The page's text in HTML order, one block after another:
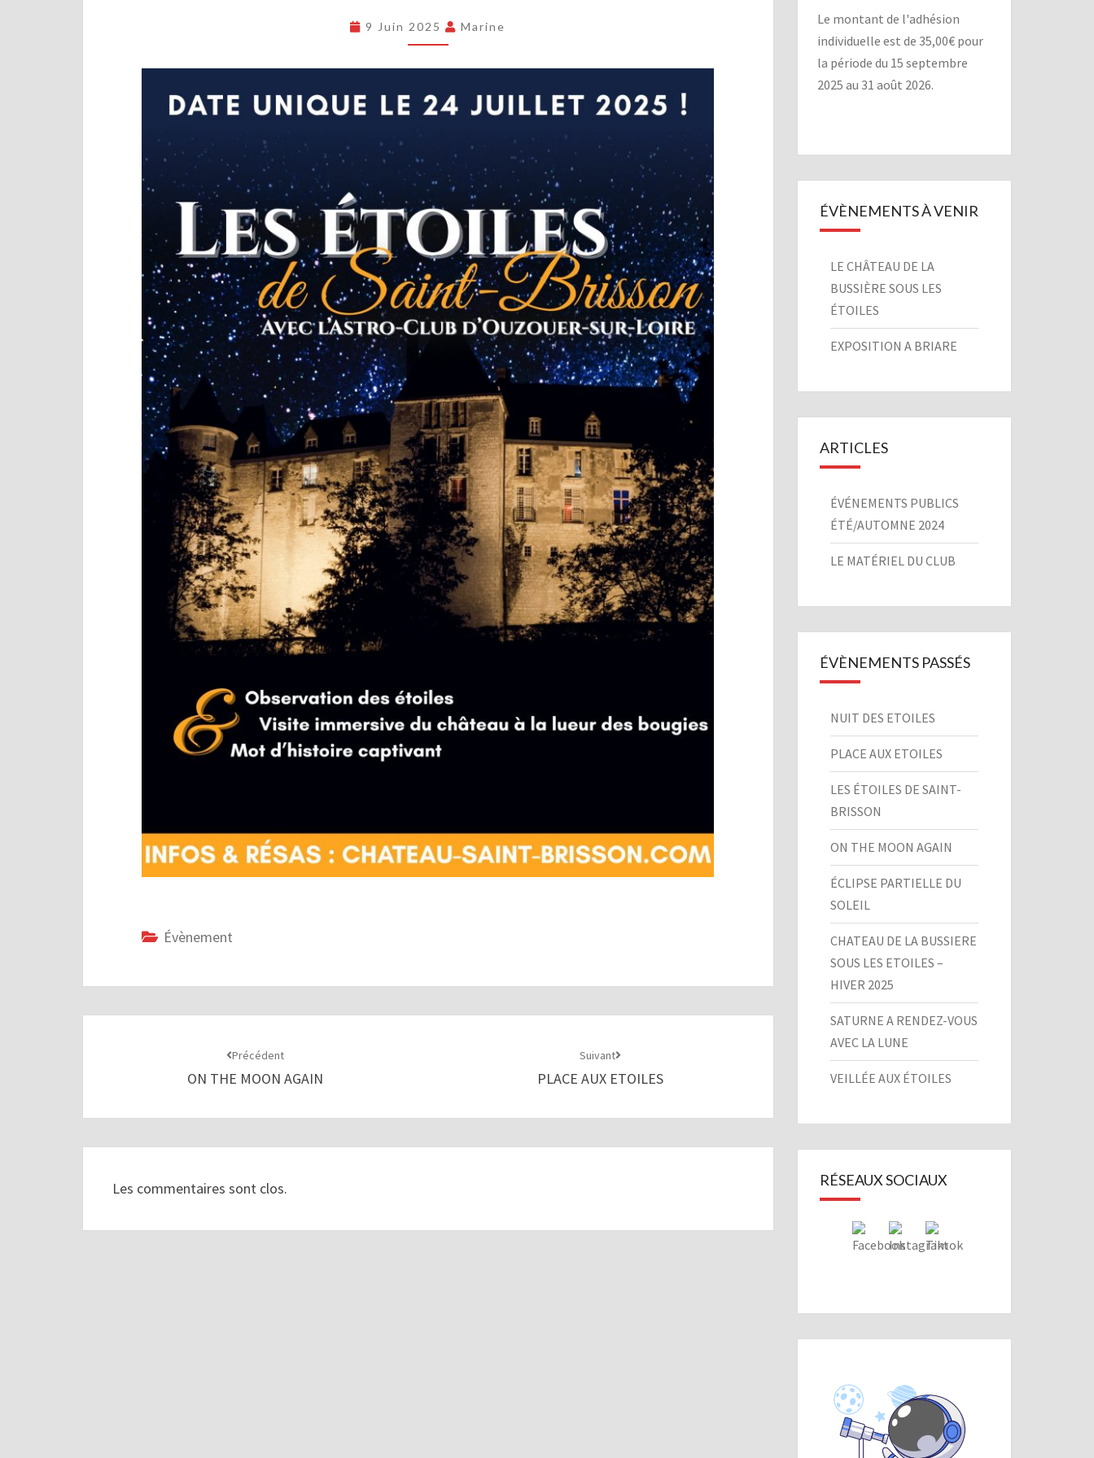
SAINT-
9 Juin 2025 Marine
Évènement
Précédent
ON THE MOON AGAIN
Suivant
PLACE AUX ETOILES
Les commentaires sont clos.
Le montant de l'adhésion
individuelle est de 35,00€ pour
la période du 15 septembre
2025 au 31 août 2026.
ÉVÈNEMENTS À VENIR
LE CHÂTEAU DE LA
BUSSIÈRE SOUS LES
ÉTOILES
EXPOSITION A BRIARE
ARTICLES
ÉVÉNEMENTS PUBLICS
ÉTÉ/AUTOMNE 2024
LE MATÉRIEL DU CLUB
ÉVÈNEMENTS PASSÉS
NUIT DES ETOILES
PLACE AUX ETOILES
LES ÉTOILES DE SAINT-
BRISSON
ON THE MOON AGAIN
ÉCLIPSE PARTIELLE DU
SOLEIL
CHATEAU DE LA BUSSIERE
SOUS LES ETOILES –
HIVER 2025
SATURNE A RENDEZ-VOUS
AVEC LA LUNE
VEILLÉE AUX ÉTOILES
RÉSEAUX SOCIAUX